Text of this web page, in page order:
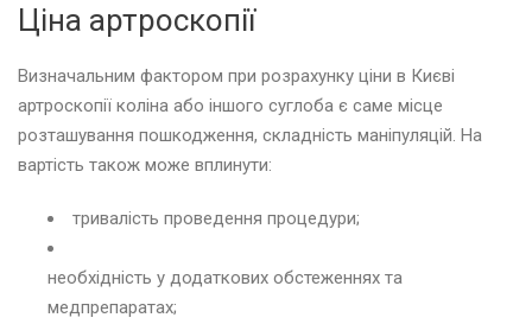
Ціна артроскопії
Визначальним фактором при розрахунку ціни в Києві
артроскопії коліна або іншого суглоба є саме місце
розташування пошкодження, складність маніпуляцій. На
вартість також може вплинути:
тривалість проведення процедури;
необхідність у додаткових обстеженнях та
медпрепаратах;